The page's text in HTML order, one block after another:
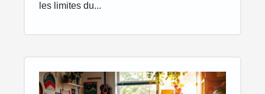
les limites du...